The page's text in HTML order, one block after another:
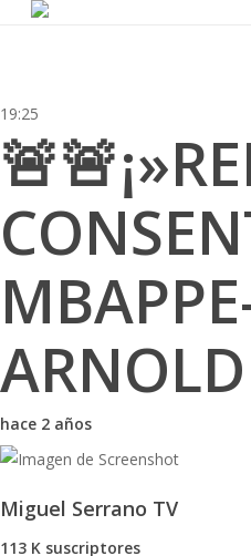
19:25
hace 2 años
Miguel Serrano TV
113 K suscriptores